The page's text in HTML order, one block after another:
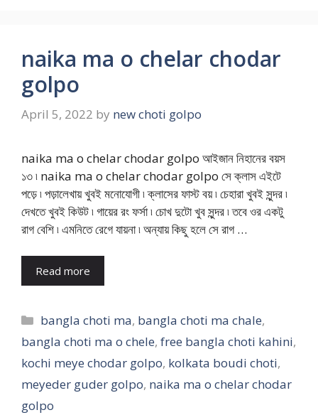
naika ma o chelar chodar
golpo
April 5, 2022 by new choti golpo
naika ma o chelar chodar golpo আইজান নিহানের বয়স
১৩ ৷ naika ma o chelar chodar golpo সে ক্লাস এইটে
পড়ে ৷ পড়ালেখায় খুবই মনোযোগী ৷ ক্লাসের ফাস্ট বয় ৷ চেহারা খুবই সুন্দর ৷
দেখতে খুবই কিউট ৷ গায়ের রং ফর্সা ৷ চোখ দুটো খুব সুন্দর ৷ তবে ওর একটু
রাগ বেশি ৷ এমনিতে রেগে যায়না ৷ অন্যায় কিছু হলে সে রাগ …
Read more
Categories
bangla choti ma, bangla choti ma chale,
bangla choti ma o chele, free bangla choti kahini,
kochi meye chodar golpo, kolkata boudi choti,
meyeder guder golpo, naika ma o chelar chodar
golpo